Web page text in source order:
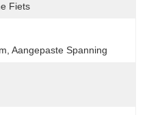
Fiets
Aangepaste Spanning